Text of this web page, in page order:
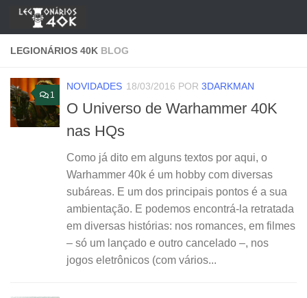
Skip to content
LEGIONÁRIOS 40K BLOG
1
NOVIDADES 18/03/2016 POR 3DARKMAN
O Universo de Warhammer 40K
nas HQs
Como já dito em alguns textos por aqui, o
Warhammer 40k é um hobby com diversas
subáreas. E um dos principais pontos é a sua
ambientação. E podemos encontrá-la retratada
em diversas histórias: nos romances, em filmes
– só um lançado e outro cancelado –, nos
jogos eletrônicos (com vários...